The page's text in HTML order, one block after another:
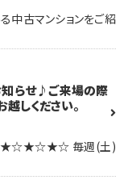
中古マンションをご紹
知らせ♪ご来場の際
しください。
毎週(土)